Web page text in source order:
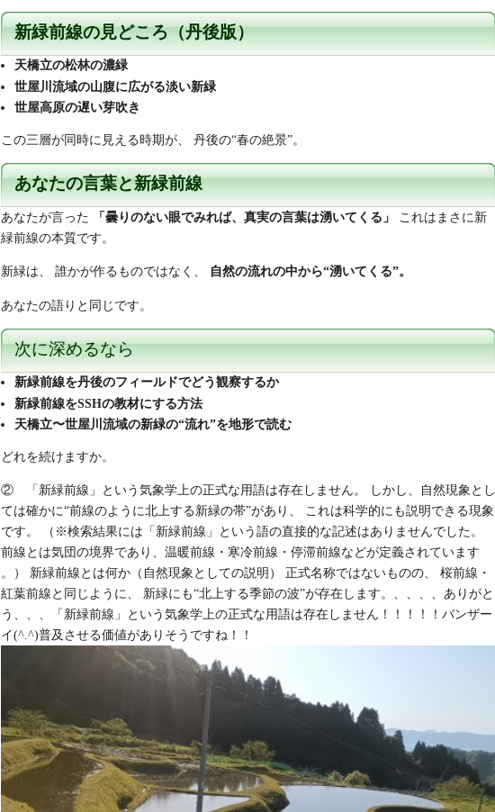
新緑前線の見どころ（丹後版）
天橋立の松林の濃緑
世屋川流域の山腹に広がる淡い新緑
世屋高原の遅い芽吹き
この三層が同時に見える時期が、 丹後の“春の絶景”。
あなたの言葉と新緑前線
あなたが言った 「曇りのない眼でみれば、真実の言葉は湧いてくる」
これはまさに新
緑前線の本質です。
新緑は、 誰かが作るものではなく、 自然の流れの中から“湧いてくる”。
あなたの語りと同じです。
次に深めるなら
新緑前線を丹後のフィールドでどう観察するか
新緑前線をSSHの教材にする方法
天橋立〜世屋川流域の新緑の“流れ”を地形で読む
どれを続けますか。
② 「新緑前線」という気象学上の正式な用語は存在しません。 しかし、自然現象とし
ては確かに“前線のように北上する新緑の帯”があり、 これは科学的にも説明できる現象
です。 （※検索結果には「新緑前線」という語の直接的な記述はありませんでした。
前線とは気団の境界であり、温暖前線・寒冷前線・停滞前線などが定義されています
。） 新緑前線とは何か（自然現象としての説明） 正式名称ではないものの、 桜前線・
紅葉前線と同じように、 新緑にも“北上する季節の波”が存在します。、、、、ありがと
う、、、「新緑前線」という気象学上の正式な用語は存在しません！！！！！バンザー
イ(^.^)普及させる価値がありそうですね！！